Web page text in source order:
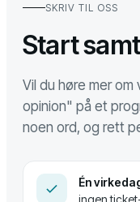
SKRIV TIL OSS
Start
Vil du høre mer
opinion" på et
noen ord, og rett
Én
ingen